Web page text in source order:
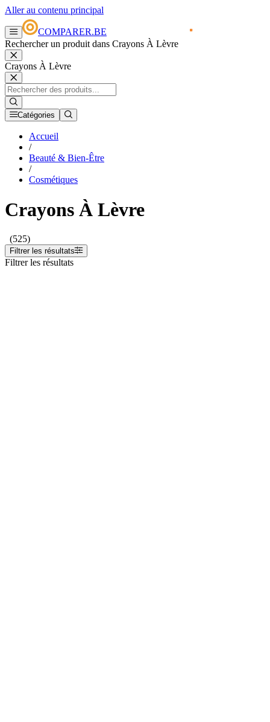
Aller au contenu principal
COMPARER.BE
Rechercher un produit dans Crayons À Lèvre
Crayons À Lèvre
Catégories
Accueil
/
Beauté & Bien-Être
/
Cosmétiques
Crayons À Lèvre
(525)
Filtrer les résultats
Filtrer les résultats